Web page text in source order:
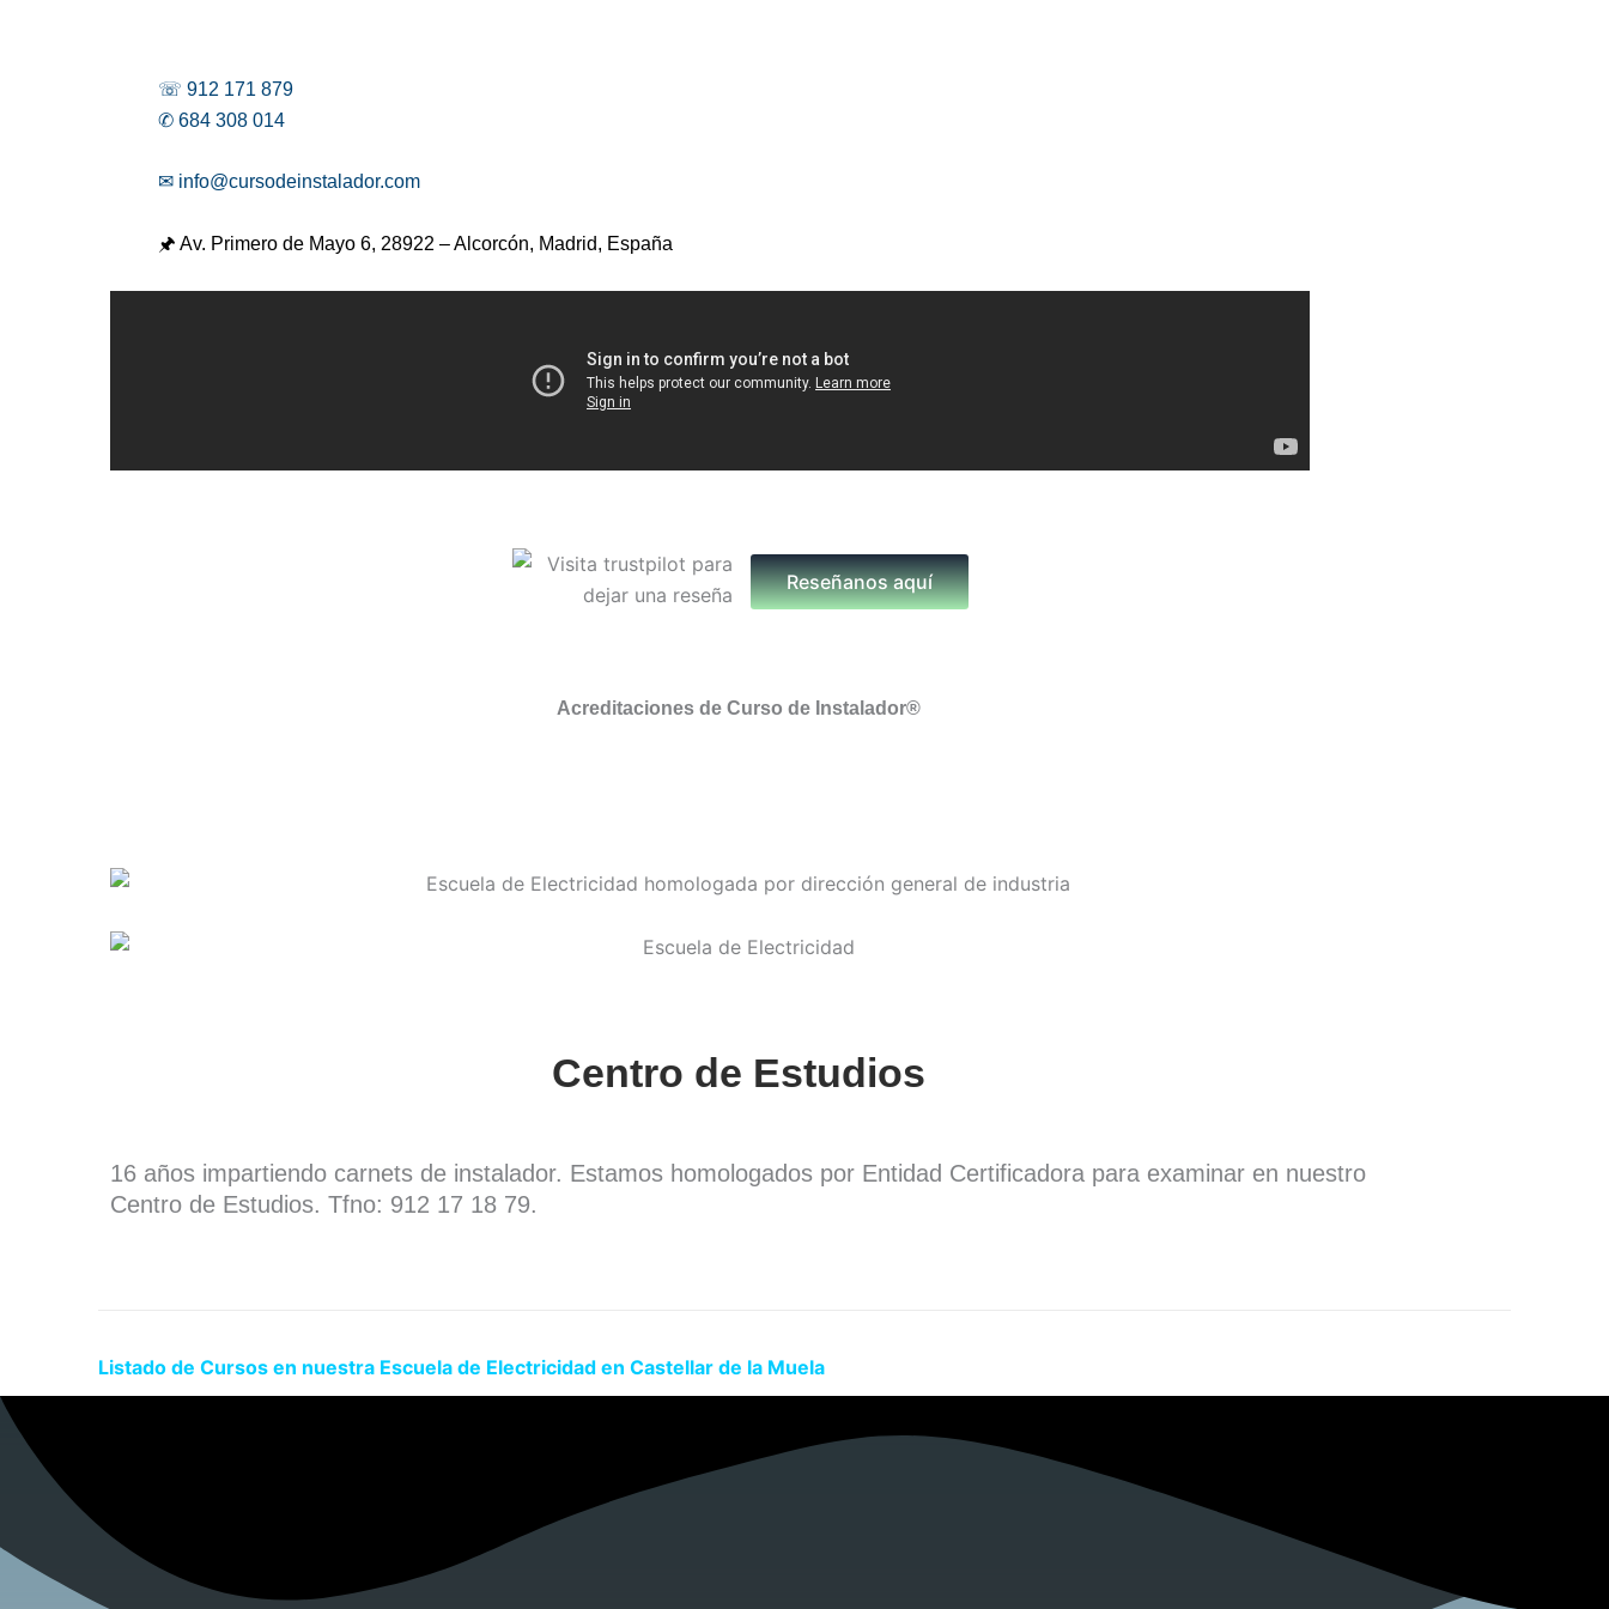
☏ 912 171 879
✆ 684 308 014
✉ info@cursodeinstalador.com
🖈 Av. Primero de Mayo 6, 28922 – Alcorcón, Madrid, España
Reseñanos aquí
Acreditaciones de Curso de Instalador®
Centro de Estudios
16 años impartiendo carnets de instalador. Estamos homologados por Entidad Certificadora para examinar en nuestro
Centro de Estudios. Tfno: 912 17 18 79.
Listado de Cursos en nuestra Escuela de Electricidad en Castellar de la Muela